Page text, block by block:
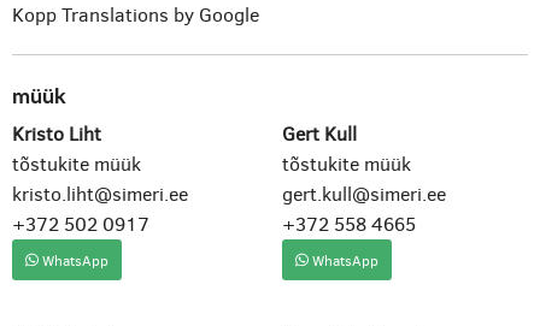
KoppTranslations by Google
müük
Kristo Liht
tõstukite müük
kristo.liht@simeri.ee
+372 502 0917
WhatsApp
Gert Kull
tõstukite müük
gert.kull@simeri.ee
+372 558 4665
WhatsApp